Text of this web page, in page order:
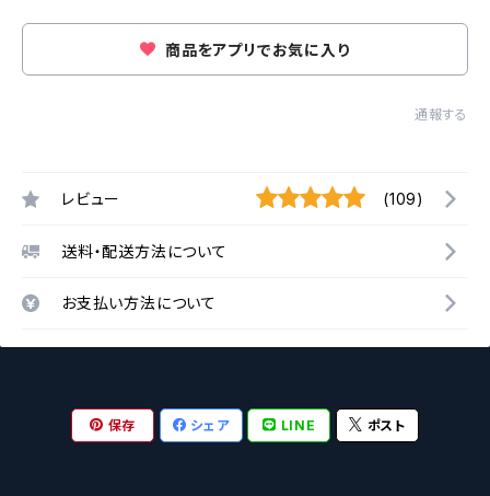
商品をアプリでお気に入り
通報する
レビュー (109)
送料・配送方法について
お支払い方法について
保存 シェア LINE ポスト